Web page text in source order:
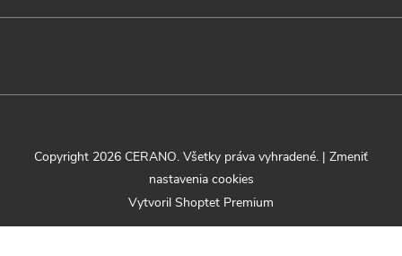
Vytvoril Shoptet Premium
Copyright 2026 CERANO. Všetky práva vyhradené. | Zmeniť
nastavenia cookies